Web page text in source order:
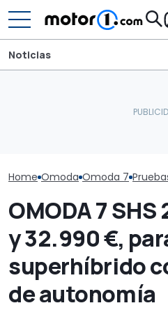
Noticias
Home Omoda Omoda 7
OMODA 7
y 32.990 €,
superhíbrido
de autonomía